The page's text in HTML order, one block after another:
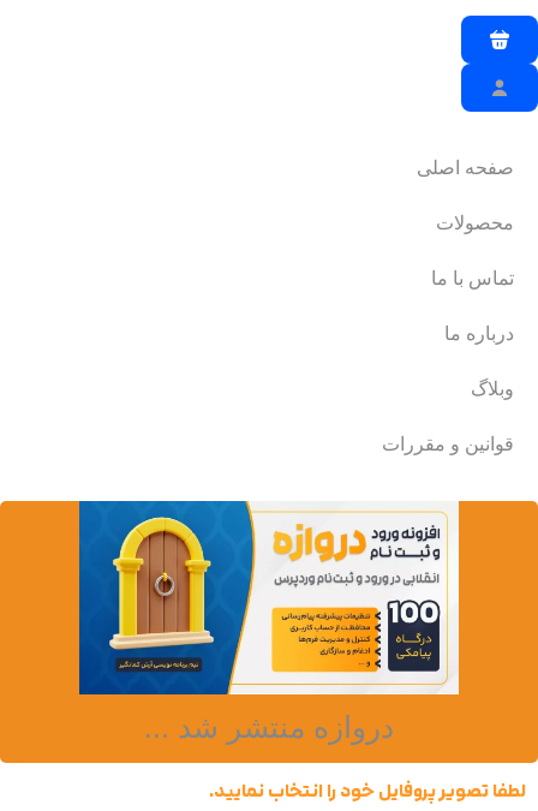
صفحه اصلی
محصولات
تماس با ما
درباره ما
وبلاگ
قوانین و مقررات
دروازه منتشر شد ...
لطفا تصویر پروفایل خود را انتخاب نمایید.